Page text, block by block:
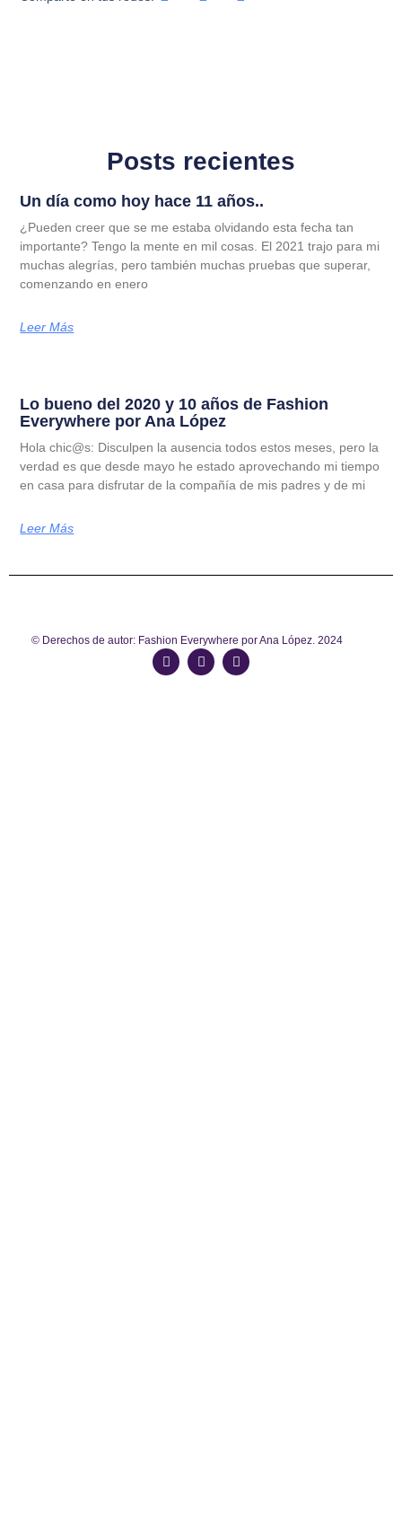
Posts recientes
Un día como hoy hace 11 años..
¿Pueden creer que se me estaba olvidando esta fecha tan
importante? Tengo la mente en mil cosas. El 2021 trajo para mi
muchas alegrías, pero también muchas pruebas que superar,
comenzando en enero
Leer Más
Lo bueno del 2020 y 10 años de Fashion
Everywhere por Ana López
Hola chic@s: Disculpen la ausencia todos estos meses, pero la
verdad es que desde mayo he estado aprovechando mi tiempo
en casa para disfrutar de la compañía de mis padres y de mi
Leer Más
© Derechos de autor: Fashion Everywhere por Ana López. 2024